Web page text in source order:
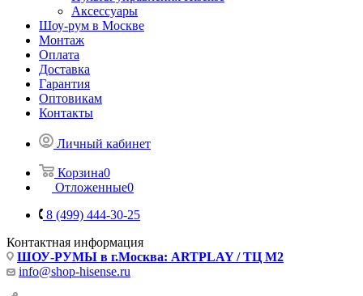
Аксессуары
Шоу-рум в Москве
Монтаж
Оплата
Доставка
Гарантия
Оптовикам
Контакты
Личный кабинет
Корзина0
Отложенные0
8 (499) 444-30-25
Контактная информация
ШОУ-РУМЫ в г.Москва: ARTPLAY / ТЦ М2
info@shop-hisense.ru